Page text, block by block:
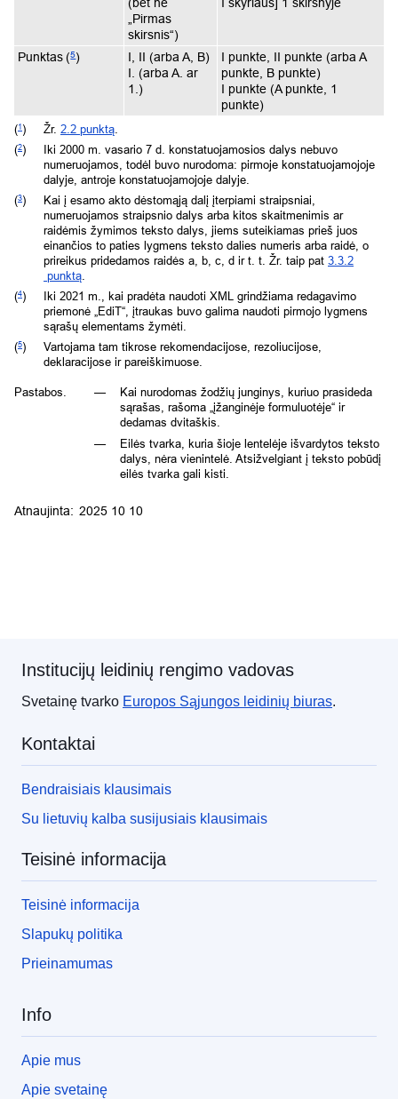
Institucijų leidinių rengimo vadovas
Svetainę tvarko Europos Sąjungos leidinių biuras.
Kontaktai
Bendraisiais klausimais
Su lietuvių kalba susijusiais klausimais
Teisinė informacija
Teisinė informacija
Slapukų politika
Prieinamumas
Info
Apie mus
Apie svetainę